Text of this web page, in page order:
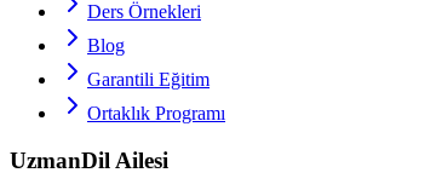
Ders Örnekleri
Blog
Garantili Eğitim
Ortaklık Programı
UzmanDil Ailesi